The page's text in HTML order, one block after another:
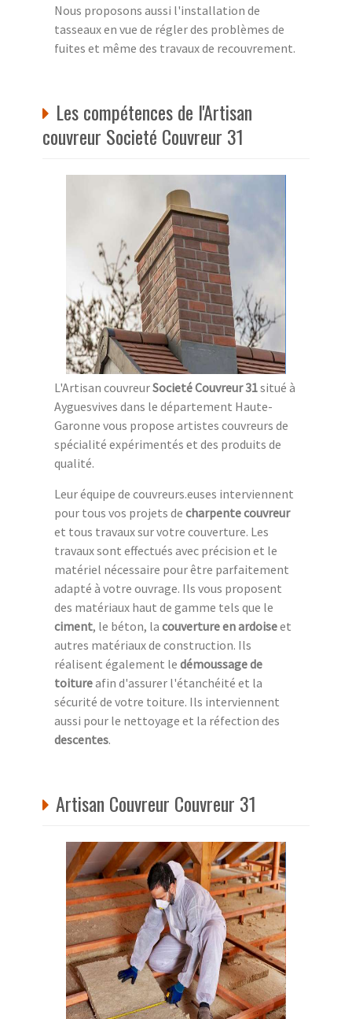
Nous proposons aussi l'installation de
tasseaux en vue de régler des problèmes de
fuites et même des travaux de recouvrement.
Les compétences de l'Artisan
couvreur Societé Couvreur 31
L'Artisan couvreurSocieté Couvreur 31situé à
Ayguesvives dans le département Haute-
Garonne vous propose artistes couvreurs de
spécialité expérimentés et des produits de
qualité.
Leur équipe de couvreurs.euses interviennent
pour tous vos projets de charpente couvreur
et tous travaux sur votre couverture. Les
travaux sont effectués avec précision et le
matériel nécessaire pour être parfaitement
adapté à votre ouvrage. Ils vous proposent
des matériaux haut de gamme tels que le
ciment, le béton, la couverture en ardoiseet
autres matériaux de construction. Ils
réalisent également le démoussage de
toitureafin d'assurer l'étanchéité et la
sécurité de votre toiture. Ils interviennent
aussi pour le nettoyage et la réfection des
descentes.
Artisan Couvreur Couvreur 31